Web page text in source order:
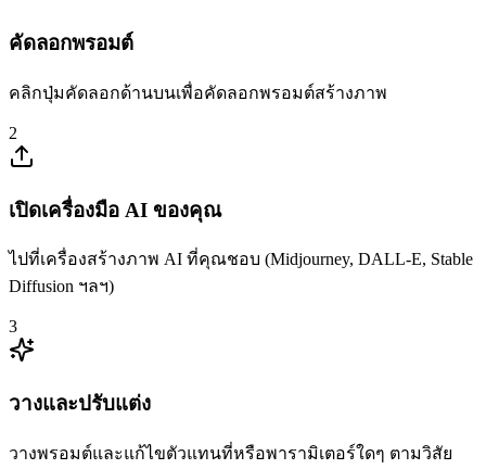
คัดลอกพรอมต์
คลิกปุ่มคัดลอกด้านบนเพื่อคัดลอกพรอมต์สร้างภาพ
2
เปิดเครื่องมือ AI ของคุณ
ไปที่เครื่องสร้างภาพ AI ที่คุณชอบ (Midjourney, DALL-E, Stable
Diffusion ฯลฯ)
3
วางและปรับแต่ง
วางพรอมต์และแก้ไขตัวแทนที่หรือพารามิเตอร์ใดๆ ตามวิสัย